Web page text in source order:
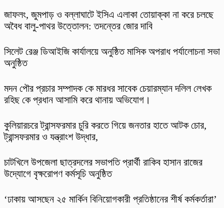
​জাফলং, জুমপাড় ও বল্লাঘাটে ইসিএ এলাকা তোয়াক্কা না করে চলছে
অবৈধ বালু-পাথর উত্তোলন: তদন্তের জোর দাবি
‎সিলেট রেঞ্জ ডিআইজি কার্যালয়ে অনুষ্ঠিত মাসিক অপরাধ পর্যালোচনা সভা
অনুষ্ঠিত
মদন পৌর প্রচার সম্পাদক কে মারধর সাবেক চেয়ারম্যান দলিল লেখক
রহিছ কে প্রধান আসামি করে থানায় অভিযোগ।
কুলিয়ারচরে ট্রান্সফরমার চুরি করতে গিয়ে জনতার হাতে আটক চোর,
ট্রান্সফরমার ও যন্ত্রাংশ উদ্ধার,
চাটখিলে উপজেলা ছাত্রদলের সভাপতি প্রার্থী রাকিব হাসান রাজের
উদ্যোগে বৃক্ষরোপণ কর্মসূচি অনুষ্ঠিত
‘ঢাকায় আসছেন ২৫ মার্কিন বিনিয়োগকারী প্রতিষ্ঠানের শীর্ষ কর্মকর্তারা’